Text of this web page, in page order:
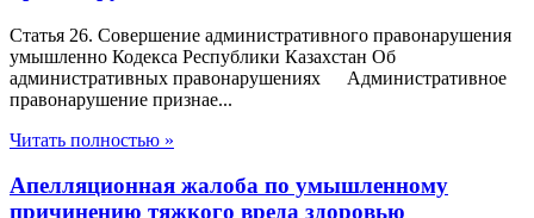
Статья 26. Совершение административного правонарушения
умышленно Кодекса Республики Казахстан Об
административных правонарушениях Административное
правонарушение признае...
Читать полностью »
Апелляционная жалоба по умышленному
причинению тяжкого вреда здоровью